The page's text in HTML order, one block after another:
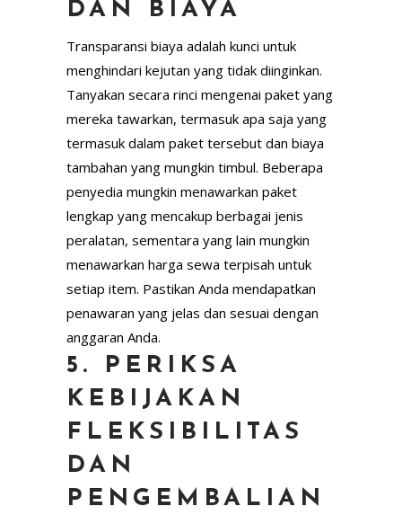
DAN BIAYA
Transparansi biaya adalah kunci untuk
menghindari kejutan yang tidak diinginkan.
Tanyakan secara rinci mengenai paket yang
mereka tawarkan, termasuk apa saja yang
termasuk dalam paket tersebut dan biaya
tambahan yang mungkin timbul. Beberapa
penyedia mungkin menawarkan paket
lengkap yang mencakup berbagai jenis
peralatan, sementara yang lain mungkin
menawarkan harga sewa terpisah untuk
setiap item. Pastikan Anda mendapatkan
penawaran yang jelas dan sesuai dengan
anggaran Anda.
5. PERIKSA
KEBIJAKAN
FLEKSIBILITAS
DAN
PENGEMBALIAN